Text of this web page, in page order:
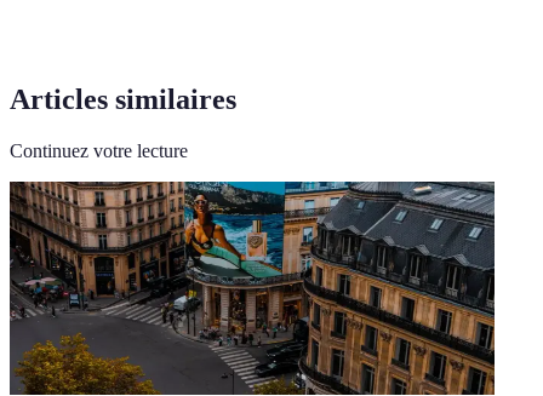
Articles similaires
Continuez votre lecture